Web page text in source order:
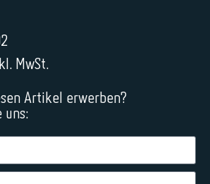
MwSt.
Artikel erwerben?
uns: